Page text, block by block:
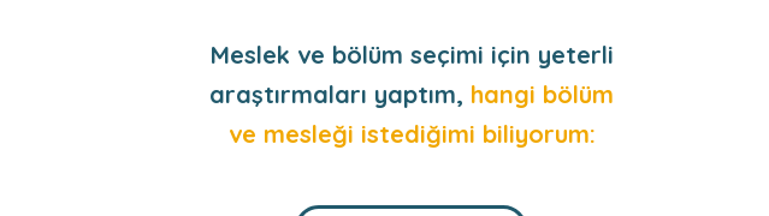
Meslek ve bölüm seçimi için yeterli
araştırmaları yaptım, hangi bölüm
ve mesleği istediğimi biliyorum: